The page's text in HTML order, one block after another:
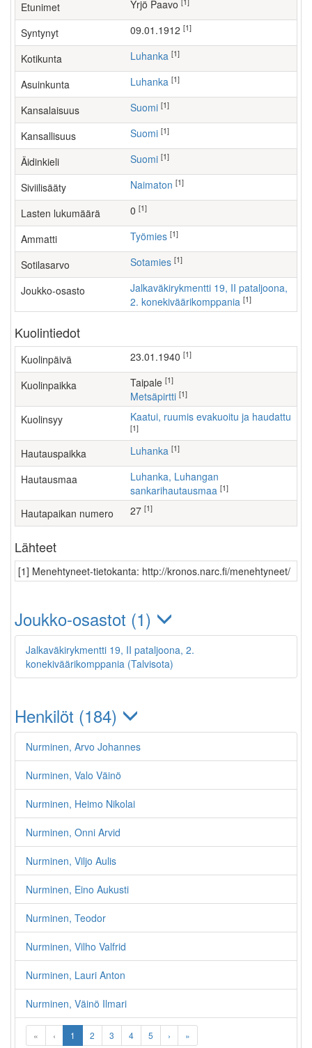
Etunimet Yrjö Paavo
Syntynyt 09.01.1912 [1]
Kotikunta Luhanka [1]
Asuinkunta Luhanka [1]
Kansalaisuus Suomi [1]
Kansallisuus Suomi [1]
Äidinkieli Suomi [1]
Siviilisääty Naimaton [1]
Lasten lukumäärä [1]
Ammatti työmies [1]
Sotilasarvo Sotamies [1]
Joukko-osasto
Jalkaväkirykmentti 19, II pataljoona,
2. konekiväärikomppania [1]
Kuolintiedot
Kuolinpäivä 23.01.1940 [1]
Kuolinpaikka Taipale [1]
Metsäpirtti [1]
Kuolinsyy Kaatui, ruumis evakuoitu ja haudattu
[1]
Hautauspaikka Luhanka [1]
Hautausmaa
Luhanka, Luhangan
sankarihautausmaa [1]
Hautapaikan numero 27 [1]
Lähteet
[1] Menehtyneet-tietokanta: http://kronos.narc.fi/menehtyneet/
Joukko-osastot (1)
Jalkaväkirykmentti 19, II pataljoona, 2.
konekiväärikomppania (Talvisota)
Henkilöt (184)
Nurminen, Arvo Johannes
Nurminen, Valo Väinö
Nurminen, Heimo Nikolai
Nurminen, Onni Arvid
Nurminen, Viljo Aulis
Nurminen, Eino Aukusti
Nurminen, Teodor
Nurminen, Vilho Valfrid
Nurminen, Lauri Anton
Nurminen, Väinö Ilmari
« ‹ 1 2 3 4 5 › »